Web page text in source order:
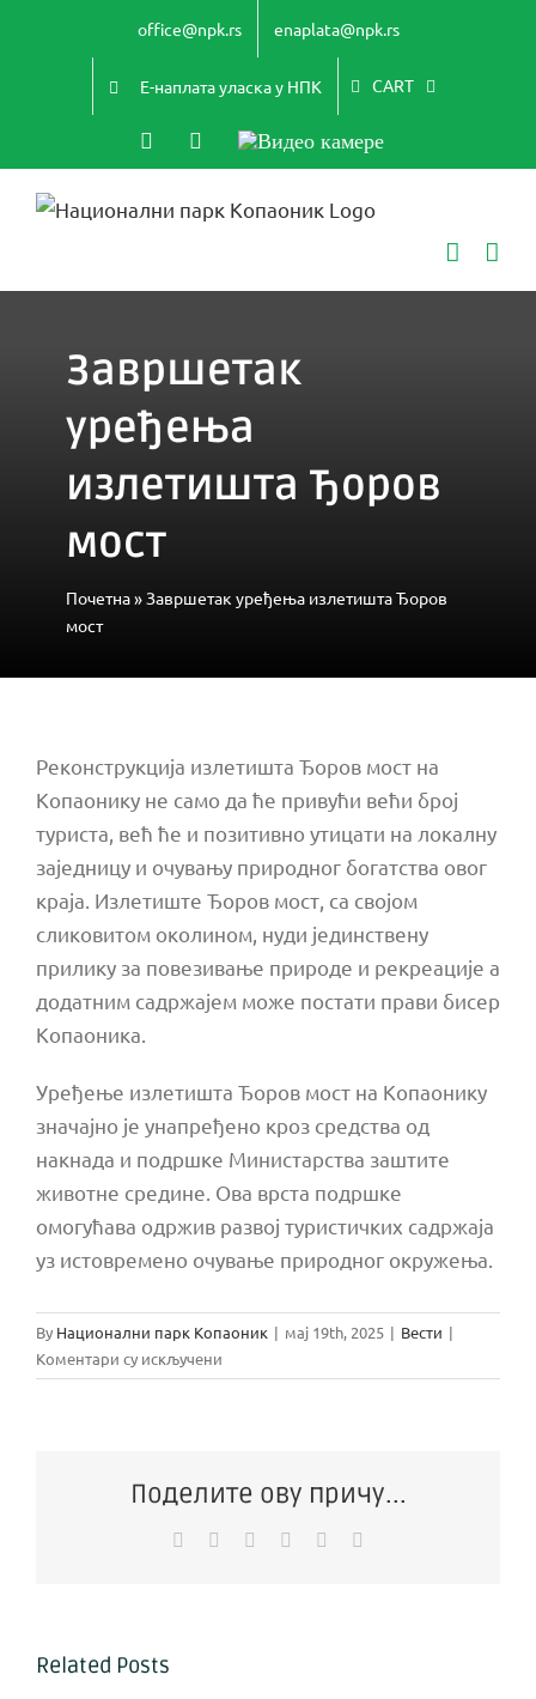
office@npk.rs enaplata@npk.rs
Е-наплата уласка у НПК CART
InstagramYouTube
Видео
Завршетак
уређења
излетишта Ђоров
мост
Почетна»Завршетак уређења излетишта Ђоров
мост
Реконструкција излетишта Ђоров мост на
Копаонику не само да ће привући већи број
туриста, већ ће и позитивно утицати на локалну
заједницу и очувању природног богатства овог
краја. Излетиште Ђоров мост, са својом
сликовитом околином, нуди јединствену
прилику за повезивање природе и рекреације а
додатним садржајем може постати прави бисер
Копаоника.
Уређење излетишта Ђоров мост на Копаонику
значајно је унапређено кроз средства од
накнада и подршке Министарства заштите
животне средине. Ова врста подршке
омогућава одржив развој туристичких садржаја
уз истовремено очување природног окружења.
By Национални парк Копаоник | мај 19th, 2025 | Вести |
Коментари су искључени
Завршетак
мост
Поделите ову причу...
Facebook Reddit WhatsApp
Pinterest
Related Posts